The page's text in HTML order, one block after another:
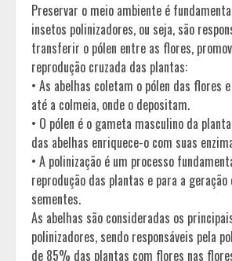
Preservar o meio ambiente é
insetos polinizadores, ou seja, são
transferir o pólen entre as flores,
reprodução cruzada das plantas:
• As abelhas coletam o pólen das flores
até a colmeia, onde o depositam.
• O pólen é o gameta masculino da
das abelhas enriquece-o com suas
• A polinização é um processo
reprodução das plantas e para a
sementes.
As abelhas são consideradas os
polinizadores, sendo responsáveis pela
de 85% das plantas com flores nas